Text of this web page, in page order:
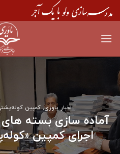
Skip
to
اخبار یاوری,کمپین
آماده سازی بسته
اجرای کمپین